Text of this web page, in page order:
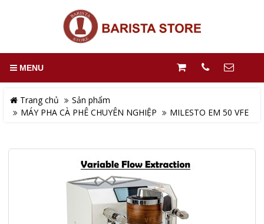
MENU
Trang chủ
Sản phẩm
MÁY PHA CÀ PHÊ CHUYÊN NGHIỆP
MILESTO EM 50 VFE